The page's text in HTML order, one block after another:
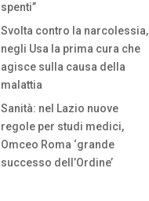
spenti”
Svolta contro la narcolessia,
negli Usa la prima cura che
agisce sulla causa della
malattia
Sanità: nel Lazio nuove
regole per studi medici,
Omceo Roma ‘grande
successo dell’Ordine’